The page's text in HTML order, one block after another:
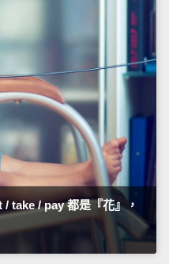
take / pay 都是『花』，